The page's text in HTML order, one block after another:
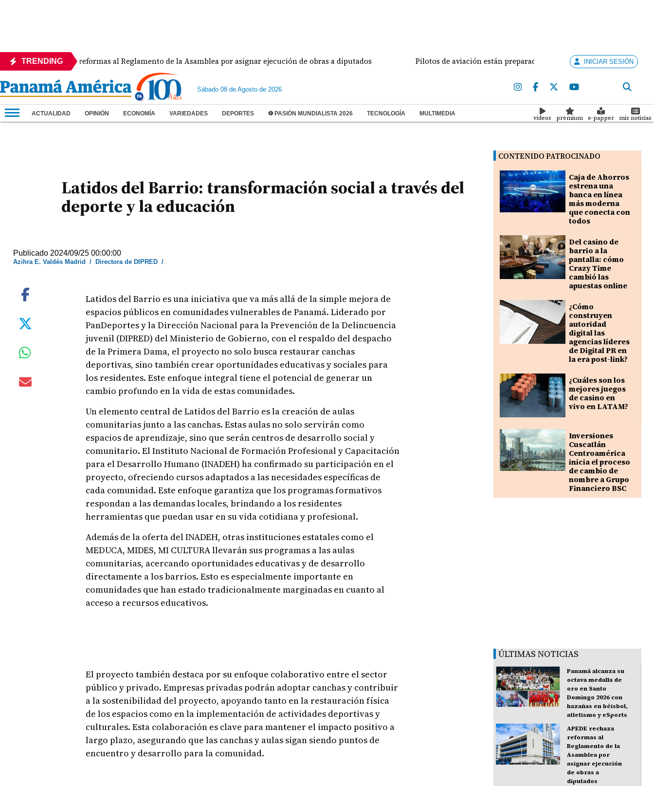
TRENDING
APEDE rechaza reformas al Reglamento de la Asamblea por asignar ejecución de obras a diputados Pilotos de aviación están preparados para ejercer la docencia
INICIAR SESIÓN
Sábado 08 de Agosto de 2026
ACTUALIDAD OPINIÓN ECONOMÍA VARIEDADES DEPORTES ⚽ PASIÓN MUNDIALISTA 2026 TECNOLOGÍA MULTIMEDIA
videos premium e-papper mis noticias
Latidos del Barrio: transformación social a través del
deporte y la educación
Publicado 2024/09/25 00:00:00
Azihra E. Valdés Madrid / Directora de DIPRED /
Latidos del Barrio es una iniciativa que va más allá de la simple mejora de
espacios públicos en comunidades vulnerables de Panamá. Liderado por
PanDeportes y la Dirección Nacional para la Prevención de la Delincuencia
juvenil (DIPRED) del Ministerio de Gobierno, con el respaldo del despacho
de la Primera Dama, el proyecto no solo busca restaurar canchas
deportivas, sino también crear oportunidades educativas y sociales para
los residentes. Este enfoque integral tiene el potencial de generar un
cambio profundo en la vida de estas comunidades.
Un elemento central de Latidos del Barrio es la creación de aulas
comunitarias junto a las canchas. Estas aulas no solo servirán como
espacios de aprendizaje, sino que serán centros de desarrollo social y
comunitario. El Instituto Nacional de Formación Profesional y Capacitación
para el Desarrollo Humano (INADEH) ha confirmado su participación en el
proyecto, ofreciendo cursos adaptados a las necesidades específicas de
cada comunidad. Este enfoque garantiza que los programas formativos
respondan a las demandas locales, brindando a los residentes
herramientas que puedan usar en su vida cotidiana y profesional.
Además de la oferta del INADEH, otras instituciones estatales como el
MEDUCA, MIDES, MI CULTURA llevarán sus programas a las aulas
comunitarias, acercando oportunidades educativas y de desarrollo
directamente a los barrios. Esto es especialmente importante en
comunidades que han estado tradicionalmente marginadas en cuanto al
acceso a recursos educativos.
El proyecto también destaca por su enfoque colaborativo entre el sector
público y privado. Empresas privadas podrán adoptar canchas y contribuir
a la sostenibilidad del proyecto, apoyando tanto en la restauración física
de los espacios como en la implementación de actividades deportivas y
culturales. Esta colaboración es clave para mantener el impacto positivo a
largo plazo, asegurando que las canchas y aulas sigan siendo puntos de
encuentro y desarrollo para la comunidad.
CONTENIDO PATROCINADO
Caja de Ahorros
estrena una
banca en línea
más moderna
que conecta con
todos
Del casino de
barrio a la
pantalla: cómo
Crazy Time
cambió las
apuestas online
¿Cómo
construyen
autoridad
digital las
agencias líderes
de Digital PR en
la era post-link?
¿Cuáles son los
mejores juegos
de casino en
vivo en LATAM?
Inversiones
Cuscatlán
Centroamérica
inicia el proceso
de cambio de
nombre a Grupo
Financiero BSC
ÚLTIMAS NOTICIAS
Panamá alcanza su
octava medalla de
oro en Santo
Domingo 2026 con
hazañas en béisbol,
atletismo y eSports
APEDE rechaza
reformas al
Reglamento de la
Asamblea por
asignar ejecución
de obras a
diputados